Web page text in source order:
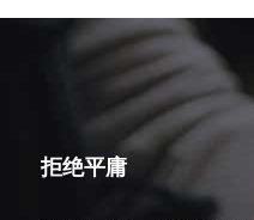
拒绝平庸